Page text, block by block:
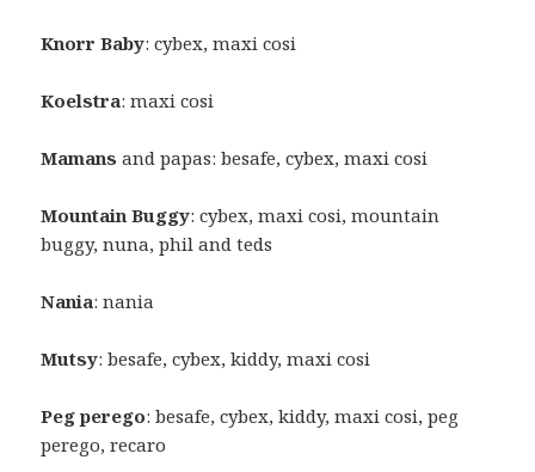
Knorr Baby: cybex, maxi cosi
Koelstra: maxi cosi
Mamans and papas: besafe, cybex, maxi cosi
Mountain Buggy: cybex, maxi cosi, mountain
buggy, nuna, phil and teds
Nania: nania
Mutsy: besafe, cybex, kiddy, maxi cosi
Peg perego: besafe, cybex, kiddy, maxi cosi, peg
perego, recaro